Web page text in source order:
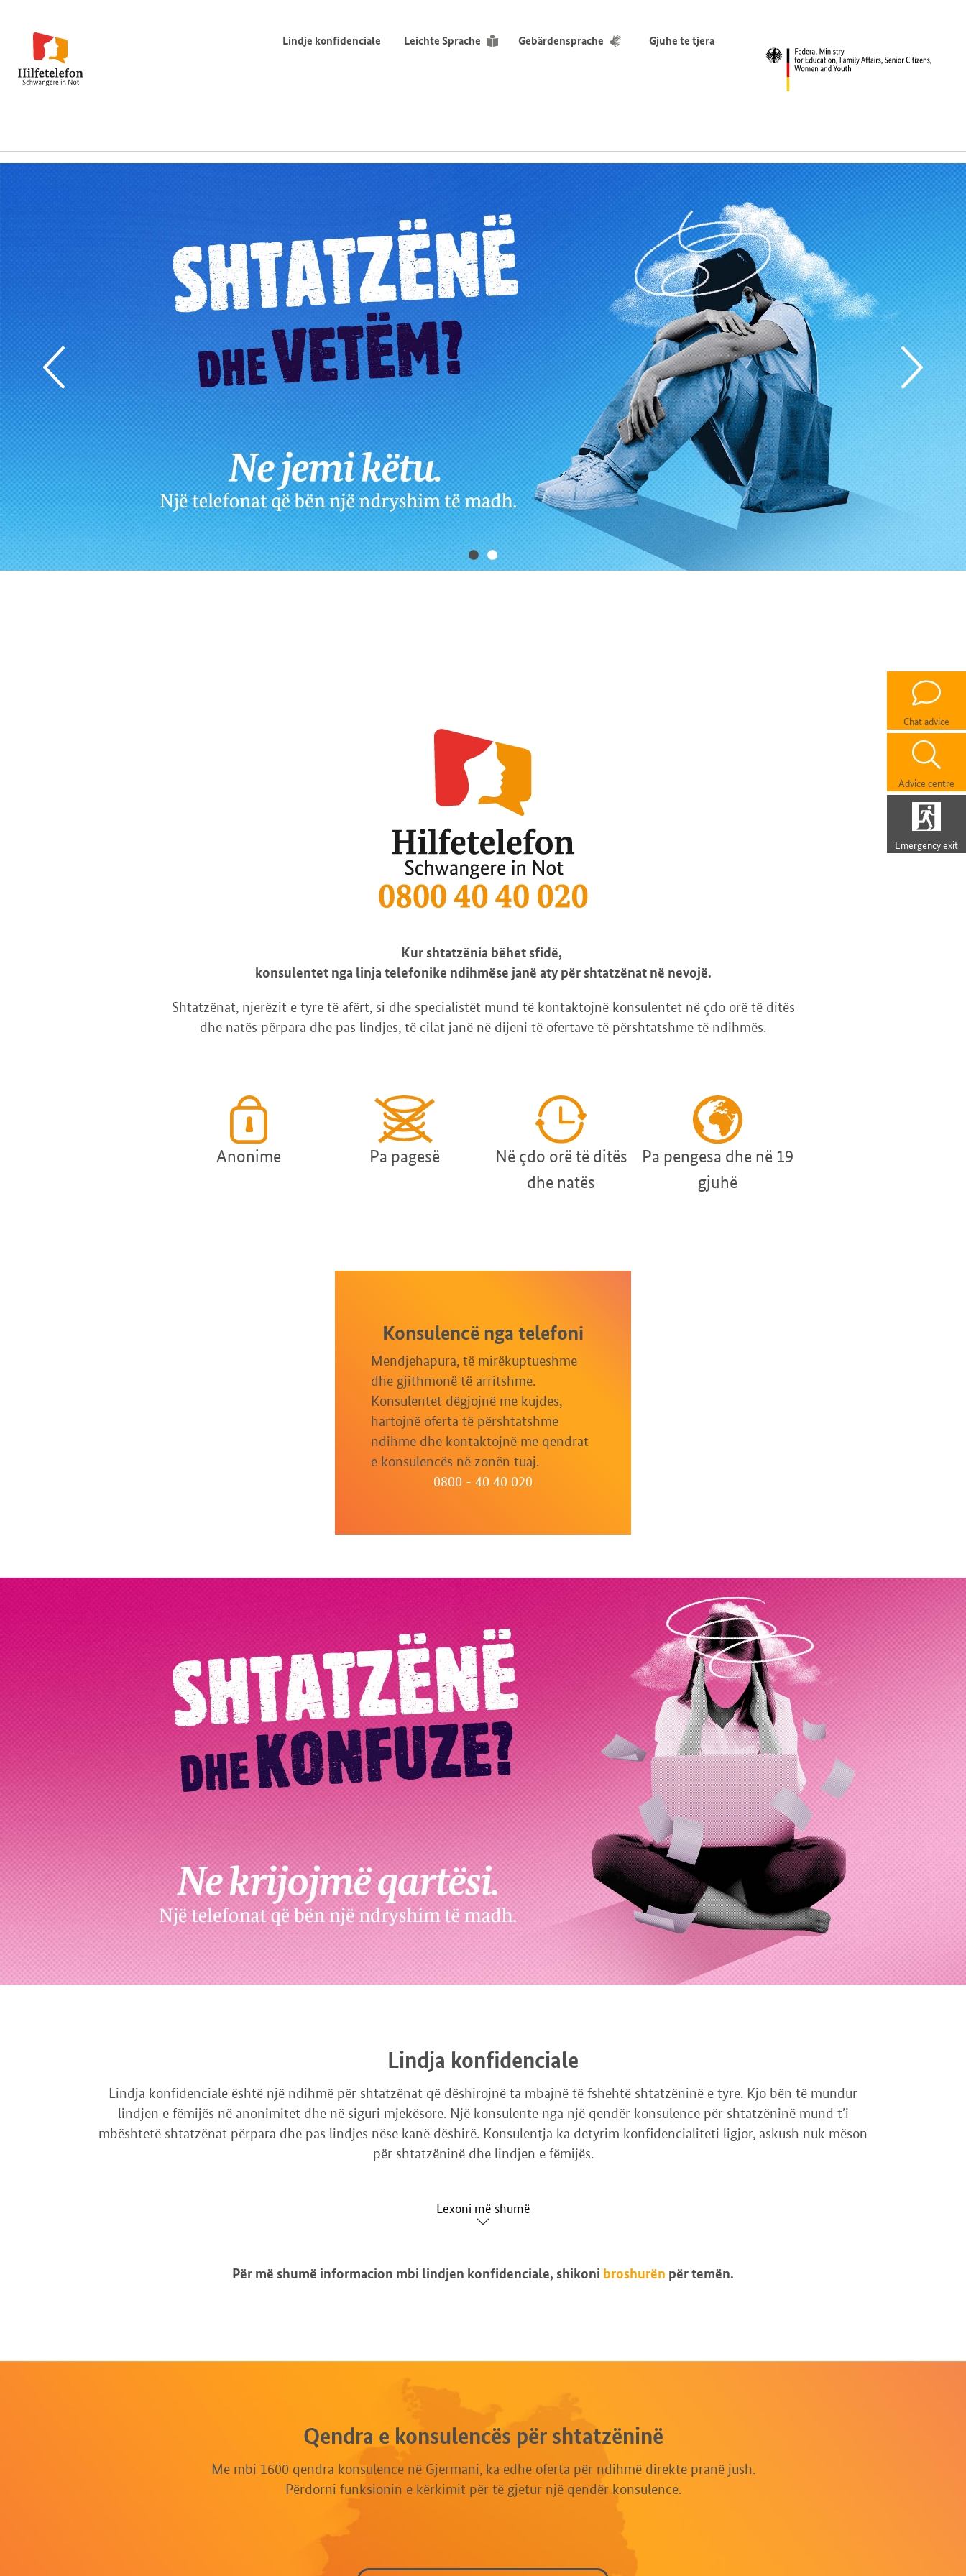
Lindje konfidenciale Leichte Sprache Gebärdensprache Gjuhe te tjera
Chat advice
Advice centre
Emergency exit
Kur shtatzënia bëhet sfidë,
konsulentet nga linja telefonike ndihmëse janë aty për shtatzënat në nevojë.
Shtatzënat, njerëzit e tyre të afërt, si dhe specialistët mund të kontaktojnë konsulentet në çdo orë të ditës
dhe natës përpara dhe pas lindjes, të cilat janë në dijeni të ofertave të përshtatshme të ndihmës.
Anonime Pa pagesë
Në çdo orë të ditës
dhe natës
Pa pengesa dhe në 19
gjuhë
Konsulencë nga telefoni
Mendjehapura, të mirëkuptueshme
dhe gjithmonë të arritshme.
Konsulentet dëgjojnë me kujdes,
hartojnë oferta të përshtatshme
ndihme dhe kontaktojnë me qendrat
e konsulencës në zonën tuaj.
0800 - 40 40 020
Lindja konfidenciale
Lindja konfidenciale është një ndihmë për shtatzënat që dëshirojnë ta mbajnë të fshehtë shtatzëninë e tyre. Kjo bën të mundur
lindjen e fëmijës në anonimitet dhe në siguri mjekësore. Një konsulente nga një qendër konsulence për shtatzëninë mund t’i
mbështetë shtatzënat përpara dhe pas lindjes nëse kanë dëshirë. Konsulentja ka detyrim konfidencialiteti ligjor, askush nuk mëson
për shtatzëninë dhe lindjen e fëmijës.
Lexoni më shumë
Për më shumë informacion mbi lindjen konfidenciale, shikoni broshurën për temën.
Qendra e konsulencës për shtatzëninë
Me mbi 1600 qendra konsulence në Gjermani, ka edhe oferta për ndihmë direkte pranë jush.
Përdorni funksionin e kërkimit për të gjetur një qendër konsulence.